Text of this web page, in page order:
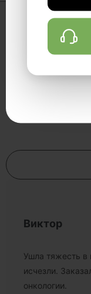
5
Отзывы
Виктор
Ушла тяжесть в
исчезли.
онкологии.